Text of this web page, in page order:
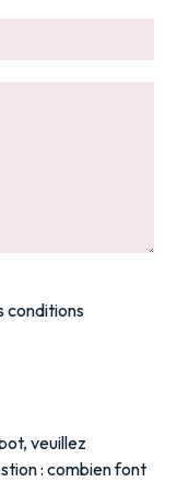
conditions
veuillez
: combien font